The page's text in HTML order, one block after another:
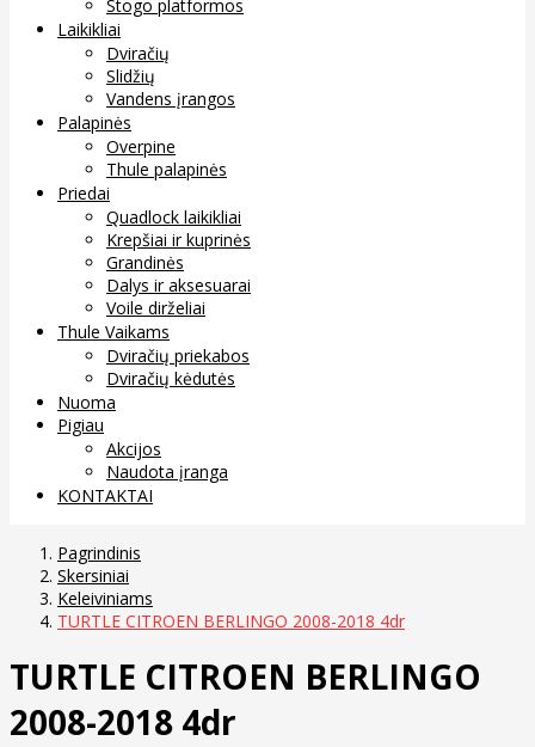
Stogo platformos
Laikikliai
Dviračių
Slidžių
Vandens įrangos
Palapinės
Overpine
Thule palapinės
Priedai
Quadlock laikikliai
Krepšiai ir kuprinės
Grandinės
Dalys ir aksesuarai
Voile dirželiai
Thule Vaikams
Dviračių priekabos
Dviračių kėdutės
Nuoma
Pigiau
Akcijos
Naudota įranga
KONTAKTAI
Pagrindinis
Skersiniai
Keleiviniams
TURTLE CITROEN BERLINGO 2008-2018 4dr
TURTLE CITROEN BERLINGO
2008-2018 4dr